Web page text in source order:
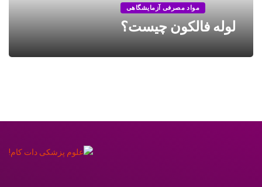
مواد مصرفی آزمایشگاهی
لوله فالکون چیست؟